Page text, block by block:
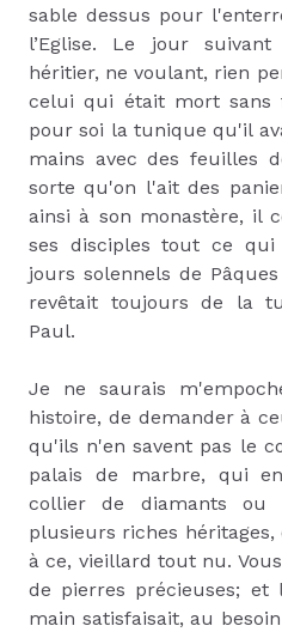
sable dessus pour
l’Eglise. Le jour
héritier, ne voulant, rien
celui qui était mort sans
pour soi la tunique qu'il
mains avec des feuilles
sorte qu'on l'ait des
ainsi à son monastère, il
ses disciples tout ce
jours solennels de
revêtait toujours de la
Paul.
Je ne saurais
histoire, de demander à
qu'ils n'en savent pas le
palais de marbre, qui
collier de diamants
plusieurs riches
à ce, vieillard tout nu.
de pierres précieuses;
main satisfaisait, au